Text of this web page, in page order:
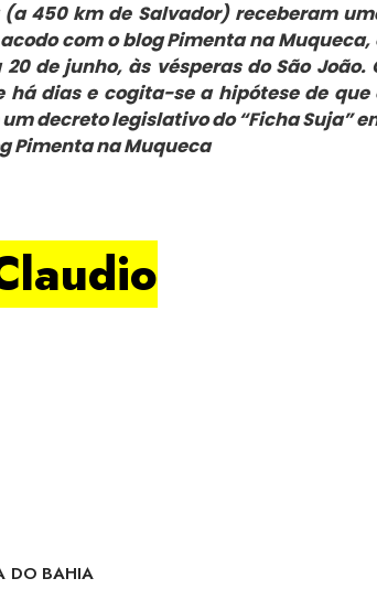
450 km de Salvador) receberam
com o blog Pimenta na Muqueca,
de junho, às vésperas do São João.
dias e cogita-se a hipótese de que
decreto legislativo do “Ficha Suja”
Pimenta na Muqueca
DO BAHIA